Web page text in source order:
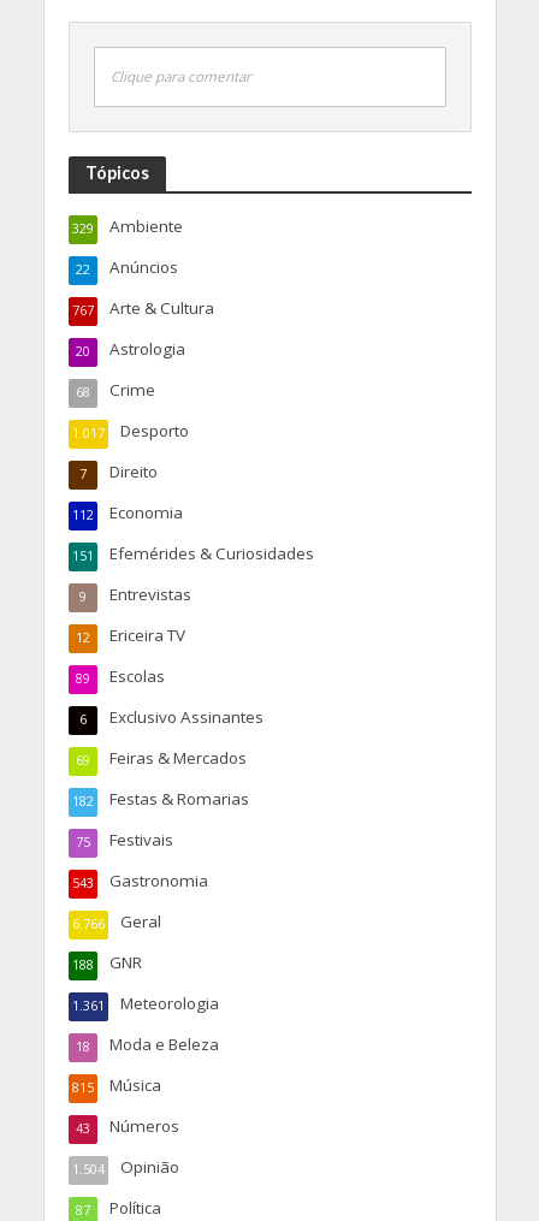
Clique para comentar
Tópicos
Ambiente
329
Anúncios
22
Arte & Cultura
767
Astrologia
20
Crime
68
Desporto
1.017
Direito
7
Economia
112
Efemérides & Curiosidades
151
Entrevistas
9
Ericeira TV
12
Escolas
89
Exclusivo Assinantes
6
Feiras & Mercados
69
Festas & Romarias
182
Festivais
75
Gastronomia
543
Geral
6.766
GNR
188
Meteorologia
1.361
Moda e Beleza
18
Música
815
Números
43
Opinião
1.504
Política
87